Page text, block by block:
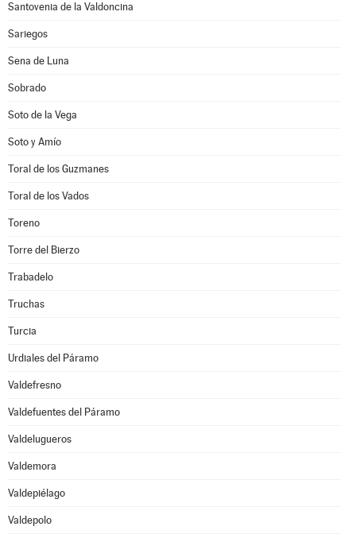
Santovenia de la Valdoncina
Sariegos
Sena de Luna
Sobrado
Soto de la Vega
Soto y Amío
Toral de los Guzmanes
Toral de los Vados
Toreno
Torre del Bierzo
Trabadelo
Truchas
Turcia
Urdiales del Páramo
Valdefresno
Valdefuentes del Páramo
Valdelugueros
Valdemora
Valdepiélago
Valdepolo